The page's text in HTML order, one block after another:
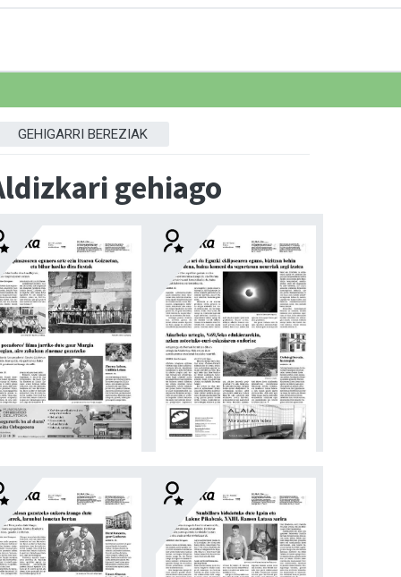
GEHIGARRI BEREZIAK
gehiago